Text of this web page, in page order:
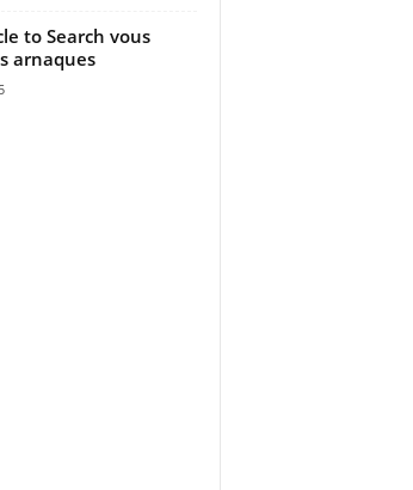
to Search vous
arnaques